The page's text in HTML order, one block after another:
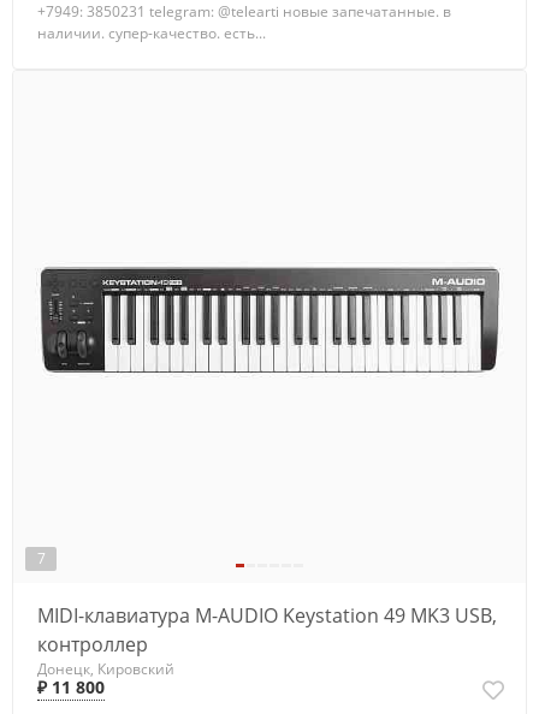
+7949: 3850231 telegram: @telearti новые запечатанные. в
наличии. супер-качество. есть...
7
MIDI-клавиатура M-AUDIO Keystation 49 MK3 USB,
контроллер
Донецк, Кировский
₽ 11 800